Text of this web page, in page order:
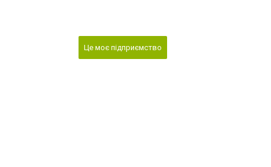
Це моє підприємство